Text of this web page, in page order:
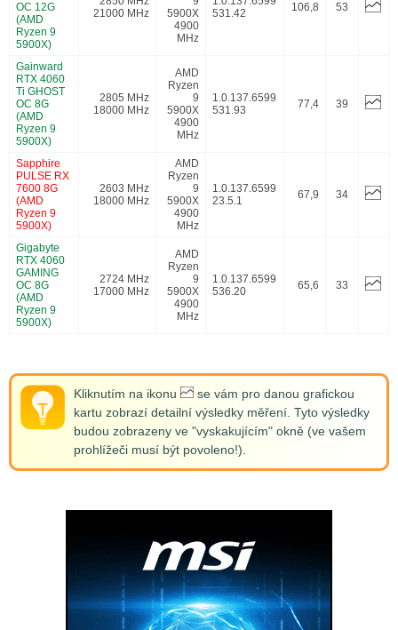
OC 12G
(AMD
Ryzen 9
5900X)
21000 MHz
5900X
4900
MHz
531.42
106,8 53
Gainward
RTX 4060
Ti GHOST
OC 8G
(AMD
Ryzen 9
5900X)
2805 MHz
18000 MHz
AMD
Ryzen
9
5900X
4900
MHz
1.0.137.6599
531.93
77,4 39
Sapphire
PULSE RX
7600 8G
(AMD
Ryzen 9
5900X)
2603 MHz
18000 MHz
AMD
Ryzen
9
5900X
4900
MHz
1.0.137.6599
23.5.1
67,9 34
Gigabyte
RTX 4060
GAMING
OC 8G
(AMD
Ryzen 9
5900X)
2724 MHz
17000 MHz
AMD
Ryzen
9
5900X
4900
MHz
1.0.137.6599
536.20
65,6 33
Kliknutím na ikonu
se vám pro danou grafickou
kartu zobrazí detailní výsledky měření. Tyto výsledky
budou zobrazeny ve "vyskakujícím" okně (ve vašem
prohlížeči musí být povoleno!).